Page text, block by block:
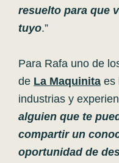
resuelto para que
tuyo.”
Para Rafa uno de
de La Maquinita es
industrias y
alguien que te
compartir un
oportunidad de